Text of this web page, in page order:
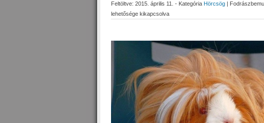
Feltöltve: 2015. április 11. - Kategória Hörcsög |
lehetősége kikapcsolva